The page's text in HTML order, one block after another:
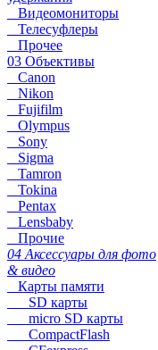
Видеомониторы
Телесуфлеры
Прочее
03 Объективы
Canon
Nikon
Fujifilm
Olympus
Sony
Sigma
Tamron
Tokina
Pentax
Lensbaby
Прочие
04 Аксессуары для фото
& видео
Карты памяти
SD карты
micro SD карты
CompactFlash